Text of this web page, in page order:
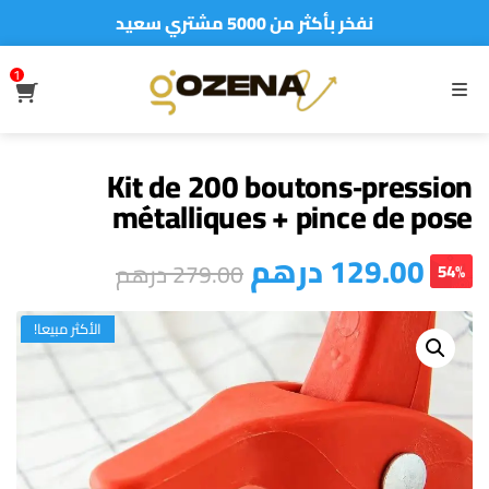
نفخر بأكثر من 5000 مشتري سعيد
MENU
1
Kit de 200 boutons‑pression
métalliques + pince de pose
129.00درهم279.00درهم 54%
الأكثر مبيعا!